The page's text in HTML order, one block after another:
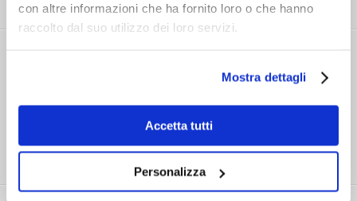
con altre informazioni che ha fornito loro o che hanno
raccolto dal suo utilizzo dei loro servizi.
Mostra dettagli
Accetta tutti
Personalizza
Presso Drink Brescia, Shop Poncarale, Rovato, Desenzano del
Garda, Puegnago > entro 24 ore.
Attivo nei giorni lavorativi e il sabato.